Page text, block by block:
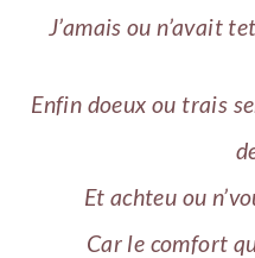
J’amais ou n’avait
Enfin doeux ou trais
Et achteu ou
Car le comfort